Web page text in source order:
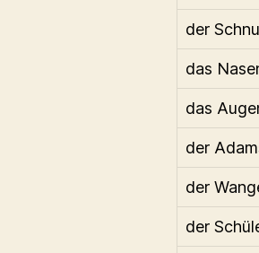
der
das
das
der
der
der